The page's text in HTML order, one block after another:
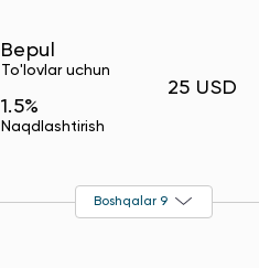
Bepul
To'lovlar uchun
1.5%
Naqdlashtirish
25 USD
Boshqalar 9